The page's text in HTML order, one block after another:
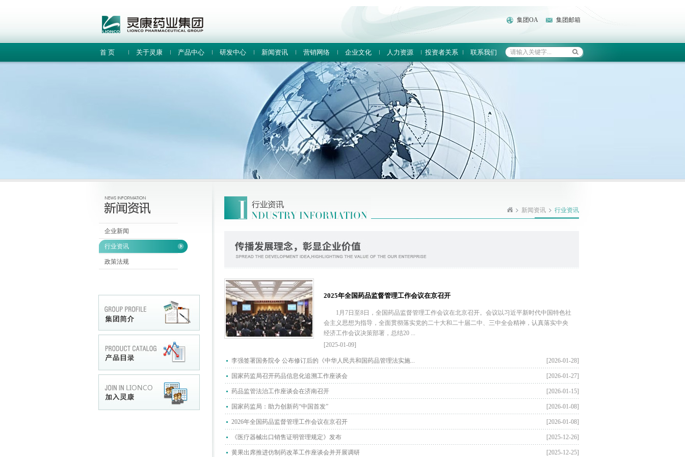
集团OA 集团邮箱
首 页 关于灵康 产品中心 研发中心 新闻资讯 营销网络 企业文化 人力资源 投资者关系 联系我们
企业新闻
行业资讯
政策法规
新闻资讯 行业资讯
2025年全国药品监督管理工作会议在京召开
1月7日至8日，全国药品监督管理工作会议在北京召开。会议以习近平新时代中国特色社
会主义思想为指导，全面贯彻落实党的二十大和二十届二中、三中全会精神，认真落实中央
经济工作会议决策部署，总结20 ...
[2025-01-09]
李强签署国务院令 公布修订后的《中华人民共和国药品管理法实施... [2026-01-28]
国家药监局召开药品信息化追溯工作座谈会 [2026-01-27]
药品监管法治工作座谈会在济南召开 [2026-01-15]
国家药监局：助力创新药“中国首发” [2026-01-08]
2026年全国药品监督管理工作会议在京召开 [2026-01-08]
《医疗器械出口销售证明管理规定》发布 [2025-12-26]
黄果出席推进仿制药改革工作座谈会并开展调研 [2025-12-25]